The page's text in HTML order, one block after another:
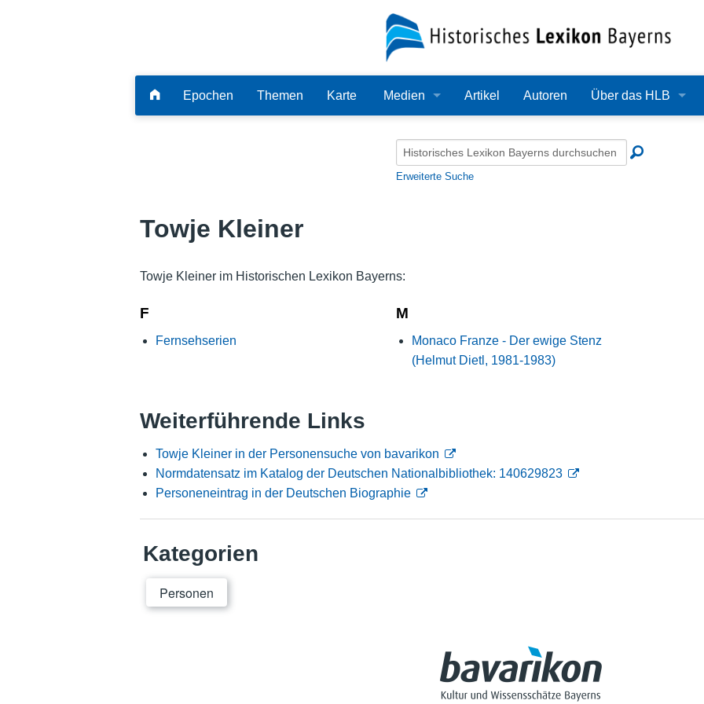
Epochen Themen Karte Medien
Audio
Alle Dateien
Artikel Autoren Über das HLB
Redaktion
Häufige Fragen
Erweiterte Suche
Towje Kleiner
Towje Kleiner im Historischen Lexikon Bayerns:
F
Fernsehserien
M
Monaco Franze - Der ewige Stenz
(Helmut Dietl, 1981-1983)
Weiterführende Links
Towje Kleiner in der Personensuche von bavarikon
Normdatensatz im Katalog der Deutschen Nationalbibliothek: 140629823
Personeneintrag in der Deutschen Biographie
Kategorien
Personen